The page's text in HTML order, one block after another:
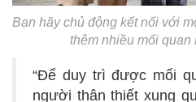
Bạn hãy chủ động kết nối với
thêm nhiều mối quan
“Để duy trì được mối
người thân thiết xung